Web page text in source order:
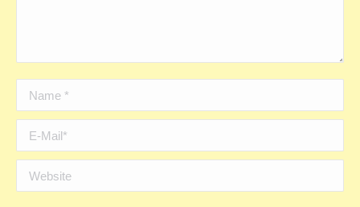
Name *
E-Mail *
Website